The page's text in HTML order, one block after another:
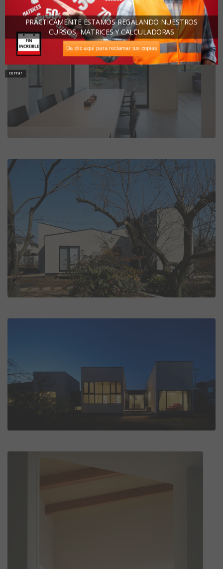
cerrar
Da clic aquí para reclamar tus copias
PRÁCTICAMENTE ESTAMOS REGALANDO NUESTROS
CURSOS, MATRICES Y CALCULADORAS